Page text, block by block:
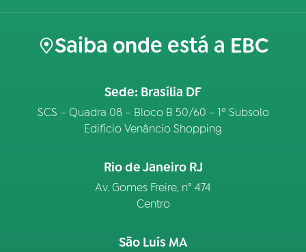
Saiba onde está a EBC
Sede: Brasília DF
SCS – Quadra 08 – Bloco B 50/60 – 1º Subsolo
Edifício Venâncio Shopping
Rio de Janeiro RJ
Av. Gomes Freire, n° 474
Centro
São Luís MA